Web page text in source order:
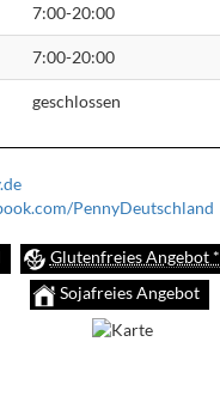
7:00-20:00
7:00-20:00
geschlossen
PennyDeutschland
Glutenfreies Angebot *
Sojafreies Angebot